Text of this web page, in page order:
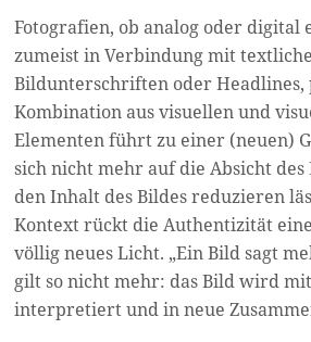
Fotografien, ob analog oder digital
zumeist in Verbindung mit
Bildunterschriften oder Headlines,
Kombination aus visuellen und
Elementen führt zu einer (neuen)
sich nicht mehr auf die Absicht des
den Inhalt des Bildes reduzieren
Kontext rückt die Authentizität
völlig neues Licht. „Ein Bild sagt
gilt so nicht mehr: das Bild wird
interpretiert und in neue